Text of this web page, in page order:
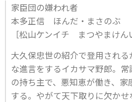
家臣団の嫌われ者
本多正信 ほんだ・まさのぶ
［松山ケンイチ まつやまけん
大久保忠世の紹介で登用され
な進言をするイカサマ野郎。
の持ち主で、悪知恵が働き、
する。やがて天下取りに欠かせ